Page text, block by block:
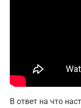
В ответ на что